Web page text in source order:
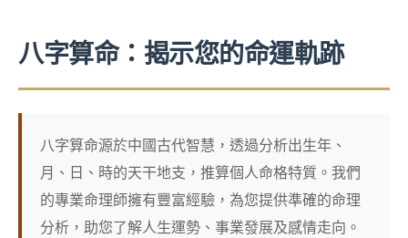
八字算命：揭示您的命運軌跡
八字算命源於中國古代智慧，透過分析出生年、
月、日、時的天干地支，推算個人命格特質。我們
的專業命理師擁有豐富經驗，為您提供準確的命理
分析，助您了解人生運勢、事業發展及感情走向。